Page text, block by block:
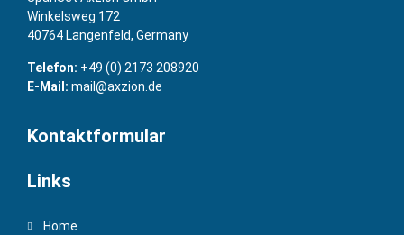
Winkelsweg 172
40764 Langenfeld, Germany
Telefon: +49 (0) 2173 208920
E-Mail: mail@axzion.de
Kontaktformular
Links
Home